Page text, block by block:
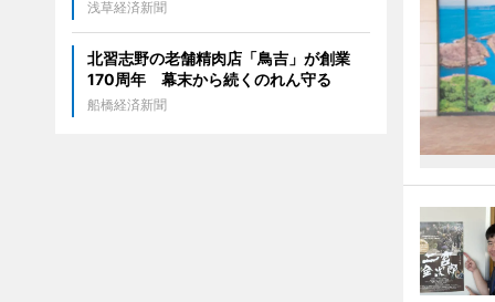
浅草経済新聞
北習志野の老舗精肉店「鳥吉」が創業
170周年 幕末から続くのれん守る
船橋経済新聞